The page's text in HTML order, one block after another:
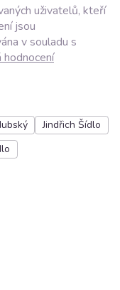
uživatelů, kteří
jsou
v souladu s
hodnocení
Jindřich Šídlo